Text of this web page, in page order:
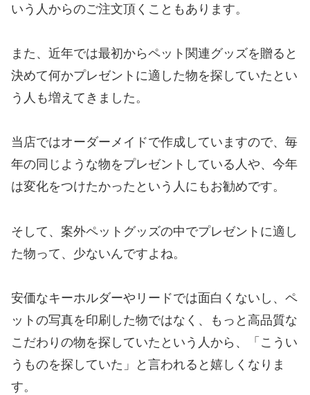
いう人からのご注文頂くこともあります。
また、近年では最初からペット関連グッズを贈ると
決めて何かプレゼントに適した物を探していたとい
う人も増えてきました。
当店ではオーダーメイドで作成していますので、毎
年の同じような物をプレゼントしている人や、今年
は変化をつけたかったという人にもお勧めです。
そして、案外ペットグッズの中でプレゼントに適し
た物って、少ないんですよね。
安価なキーホルダーやリードでは面白くないし、ペ
ットの写真を印刷した物ではなく、もっと高品質な
こだわりの物を探していたという人から、「こうい
うものを探していた」と言われると嬉しくなりま
す。